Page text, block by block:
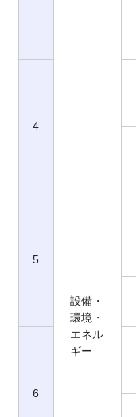
4
5
設備・
環境・
エネル
ギー
6